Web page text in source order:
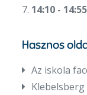
7. 14:10 - 14:55
Hasznos
Az iskola